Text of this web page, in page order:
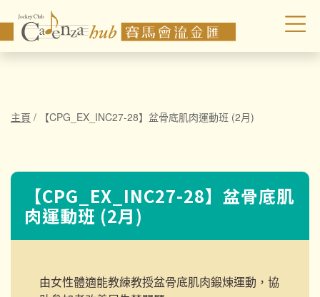
主頁 / 【CPG_EX_INC27-28】盆骨底肌肉運動班 (2月)
【CPG_EX_INC27-28】盆骨底肌
肉運動班 (2月)
由女性體適能教練教授盆骨底肌肉鍛煉運動，協